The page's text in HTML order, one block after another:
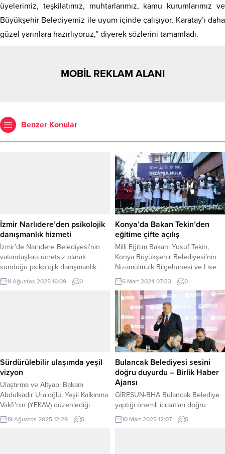
üyelerimiz, teşkilatımız, muhtarlarımız, kamu kurumlarımız ve
Büyükşehir Belediyemiz ile uyum içinde çalışıyor, Karatay’ı daha
güzel yarınlara hazırlıyoruz,” diyerek sözlerini tamamladı.
MOBİL REKLAM ALANI
Benzer Konular
İzmir Narlıdere’den psikolojik
danışmanlık hizmeti
İzmir’de Narlıdere Belediyesi’nin
vatandaşlara ücretsiz olarak
sunduğu psikolojik danışmanlık
hizmetlerinden bugüne kadar
500’ün üzerinde vatandaş
Danışmanlık hizmetiyle
vatandaşların yanında olmaya
devam ediyor. Kadın ve Aile
Hizmetleri Müdürlüğü bünyesinde...
11 Ağustos 2025 16:09 0
Konya’da Bakan Tekin’den
eğitime çifte açılış
Milli Eğitim Bakanı Yusuf Tekin,
Konya Büyükşehir Belediyesi’nin
Nizamülmülk Bilgehanesi ve Lise
Medeniyet Akademisi’ni açtı.
KONYA (İGFA) – Konya Büyükşehir
Belediyesi tarafından yapımı
tamamlanan Nizamülmülk
Bilgehanesi ve Lise Medeniyet
Akademisi (LİMA), Milli Eğitim Bakanı
Yusuf Tekin’in katıldığı törenle
açıldı. Açılışta konuşan Konya
Büyükşehir Belediye Başkanı Uğur
İbrahim Altay, Bilgehanelerin ve...
6 Mart 2024 07:33 0
Sürdürülebilir ulaşımda yeşil
vizyon
Ulaştırma ve Altyapı Bakanı
Abdulkadir Uraloğlu, Yeşil Kalkınma
Vakfı’nın (YEKAV) düzenlediği
“Sürdürülebilir Ulaşım Zirvesi”nde
önemli açıklamalarda bulundu.
19 Ağustos 2025 12:29 0
Bulancak Belediyesi sesini
doğru duyurdu – Birlik Haber
Ajansı
GİRESUN-BHA Bulancak Belediye
yaptığı önemli icraatları doğru
haberler ile ilçe halkı başta olmak
üzere bütün dünyaya duyurmayı
10 Mart 2025 12:07 0